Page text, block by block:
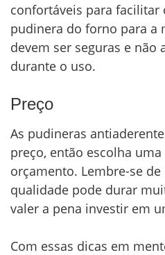
confortáveis para facilitar
pudinera do forno para a
devem ser seguras e não
durante o uso.
Preço
As pudineras
preço, então escolha
orçamento. Lembre-se
qualidade pode durar
valer a pena investir em
Com essas dicas em